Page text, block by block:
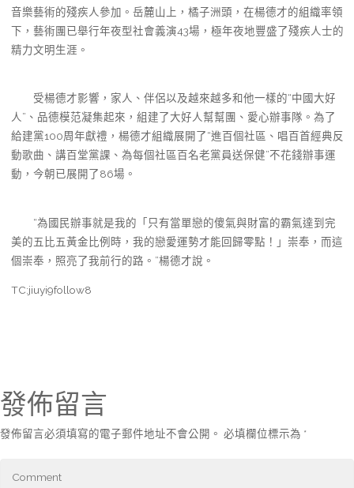
音樂藝術的殘疾人參加。岳麓山上，橘子洲頭，在楊德才的組織率領
下，藝術團已舉行年夜型社會義演43場，極年夜地豐盛了殘疾人士的
精力文明生涯。
受楊德才影響，家人、伴侶以及越來越多和他一樣的“中國大好
人”、品德模范凝集起來，組建了大好人幫幫團、愛心辦事隊。為了
給建黨100周年獻禮，楊德才組織展開了“進百個社區、唱百首經典反
動歌曲、講百堂黨課、為每個社區百名老黨員送保健”不花錢辦事運
動，今朝已展開了86場。
“為國民辦事就是我的「只有當單戀的傻氣與財富的霸氣達到完
美的五比五黃金比例時，我的戀愛運勢才能回歸零點！」崇奉，而這
個崇奉，照亮了我前行的路。”楊德才說。
TC:jiuyi9follow8
發佈留言
發佈留言必須填寫的電子郵件地址不會公開。 必填欄位標示為 *